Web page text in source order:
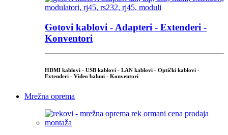
Gotovi kablovi - Adapteri - Extenderi -
Konventori
HDMI kablovi - USB kablovi - LAN kablovi - Optički kablovi -
Extenderi - Video baluni - Konventori
Mrežna oprema